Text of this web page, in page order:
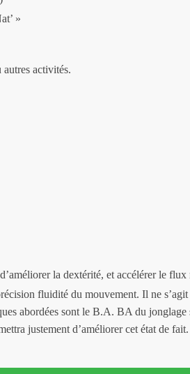
»
activités.
la dextérité, et accélérer le flux
fluidité du mouvement. Il ne
abordées sont le B.A. BA du jonglage
justement d’améliorer cet état de fait.